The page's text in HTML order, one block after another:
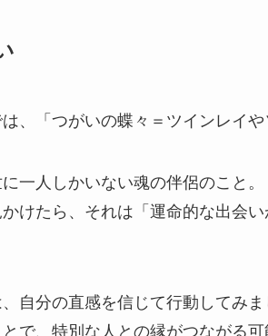
、「つがいの蝶々＝ツインレイ
一人しかいない魂の伴侶のこと。
けたら、それは「運命的な出会
自分の直感を信じて行動してみま
で、特別な人との縁がつながる可